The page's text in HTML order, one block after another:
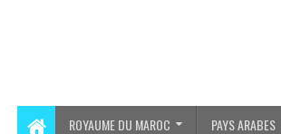
ROYAUME DU MAROC PAYS ARABES